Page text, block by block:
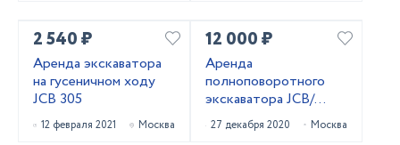
2 540 ₽
Аренда экскаватора
на гусеничном ходу
JCB 305
12 февраля 2021 Москва
12 000 ₽
Аренда
полноповоротного
экскаватора JCB/
Hitachi
27 декабря 2020 Москва